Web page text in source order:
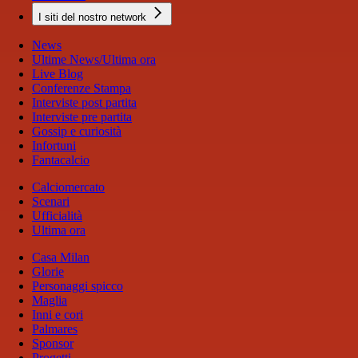
I siti del nostro network
News
Ultime News/Ultima ora
Live Blog
Conferenze Stampa
Interviste post partita
Interviste pre partita
Gossip e curiosità
Infortuni
Fantacalcio
Calciomercato
Scenari
Ufficialità
Ultima ora
Casa Milan
Glorie
Personaggi spicco
Maglia
Inni e cori
Palmares
Sponsor